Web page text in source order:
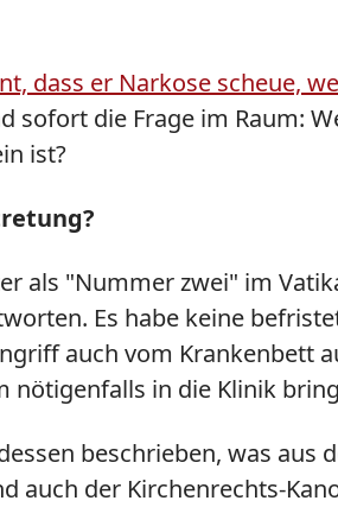
dass er Narkose scheue,
die Frage im Raum:
ist?
als "Nummer zwei" im
Es habe keine
auch vom Krankenbett
nötigenfalls in die Klinik
beschrieben, was
auch der Kirchenrechts-